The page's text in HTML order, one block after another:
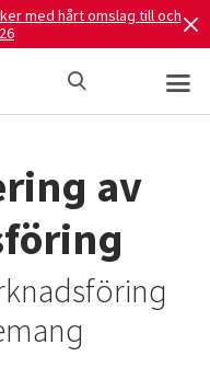
med hårt omslag till och
av